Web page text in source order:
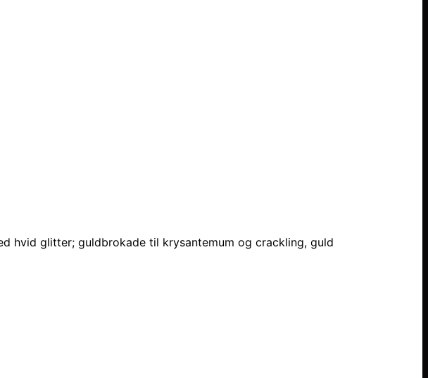
hvid glitter; guldbrokade til krysantemum og crackling, guld